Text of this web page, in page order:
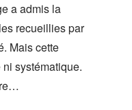
a admis la
recueillies par
Mais cette
systématique.